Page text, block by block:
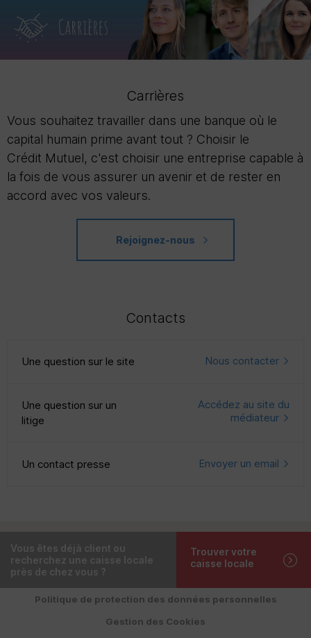
Carrières
Vous souhaitez travailler dans une banque où le
capital humain prime avant tout ? Choisir le
Crédit Mutuel, c'est choisir une entreprise capable à
la fois de vous assurer un avenir et de rester en
accord avec vos valeurs.
Rejoignez-nous
Contacts
Une question sur le site Nous contacter
Une question sur un
litige
Accédez au site du
médiateur
Un contact presse Envoyer un email
Vous êtes déjà client ou
recherchez une caisse locale
près de chez vous ?
Trouver votre
caisse locale
Politique de protection des données personnelles
Gestion des Cookies